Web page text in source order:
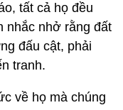
tất cả họ đều
nhắc nhở rằng đất
đấu cật, phải
tranh.
về họ mà chúng